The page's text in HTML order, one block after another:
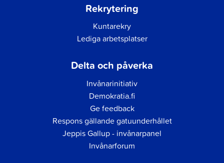
Rekrytering
Kuntarekry
Lediga arbetsplatser
Delta och påverka
Invånarinitiativ
Demokratia.fi
Ge feedback
Respons gällande gatuunderhållet
Jeppis Gallup - invånarpanel
Invånarforum